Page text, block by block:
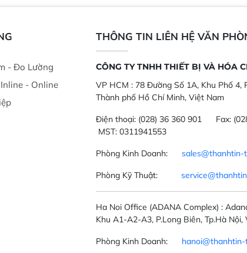
- Đo Lường
- Online
THÔNG TIN LIÊN HỆ VĂN
CÔNG TY TNHH THIẾT BỊ VÀ HÓA
VP HCM : 78 Đường Số 1A, Khu Phố 4,
Thành phố Hồ Chí Minh, Việt Nam
Điện thoại: (028) 36 360 901 Fax:
MST: 0311941553
Phòng Kinh Doanh: sales@thanhtin-
Phòng Kỹ Thuật:
Ha Noi Office (ADANA Complex) :
Khu A1-A2-A3, P.Long Biên, Tp.Hà Nội,
Phòng Kinh Doanh: